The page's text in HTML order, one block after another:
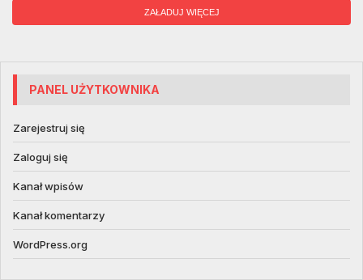
ZAŁADUJ WIĘCEJ
PANEL UŻYTKOWNIKA
Zarejestruj się
Zaloguj się
Kanał wpisów
Kanał komentarzy
WordPress.org